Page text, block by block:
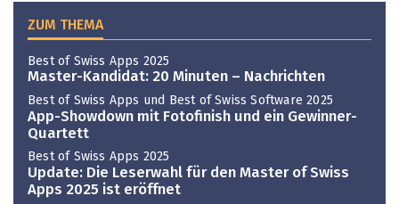
ZUM THEMA
Best of Swiss Apps 2025
Master-Kandidat: 20 Minuten – Nachrichten
Best of Swiss Apps und Best of Swiss Software 2025
App-Showdown mit Fotofinish und ein Gewinner-
Quartett
Best of Swiss Apps 2025
Update: Die Leserwahl für den Master of Swiss
Apps 2025 ist eröffnet